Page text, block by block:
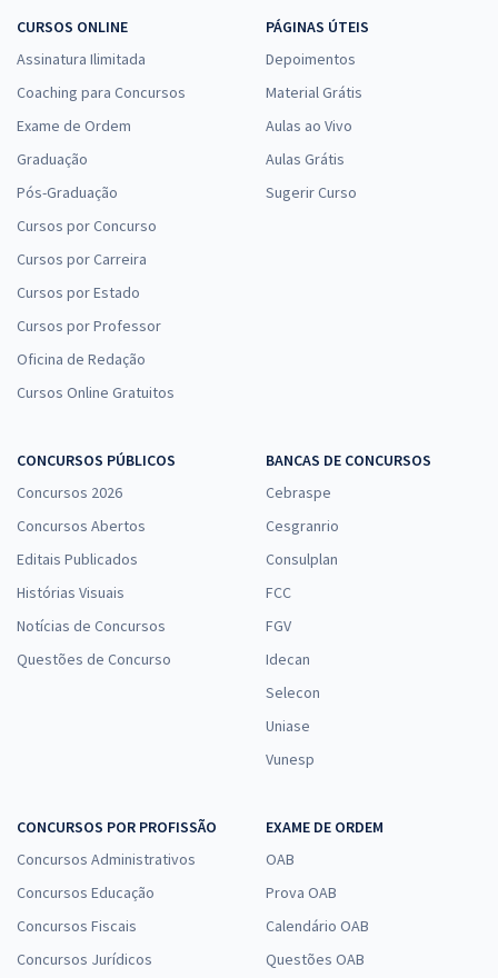
CURSOS ONLINE
Assinatura Ilimitada
Coaching para Concursos
Exame de Ordem
Graduação
Pós-Graduação
Cursos por Concurso
Cursos por Carreira
Cursos por Estado
Cursos por Professor
Oficina de Redação
Cursos Online Gratuitos
PÁGINAS ÚTEIS
Depoimentos
Material Grátis
Aulas ao Vivo
Aulas Grátis
Sugerir Curso
CONCURSOS PÚBLICOS
Concursos 2026
Concursos Abertos
Editais Publicados
Histórias Visuais
Notícias de Concursos
Questões de Concurso
BANCAS DE CONCURSOS
Cebraspe
Cesgranrio
Consulplan
FCC
FGV
Idecan
Selecon
Uniase
Vunesp
CONCURSOS POR PROFISSÃO
Concursos Administrativos
Concursos Educação
Concursos Fiscais
Concursos Jurídicos
EXAME DE ORDEM
OAB
Prova OAB
Calendário OAB
Questões OAB